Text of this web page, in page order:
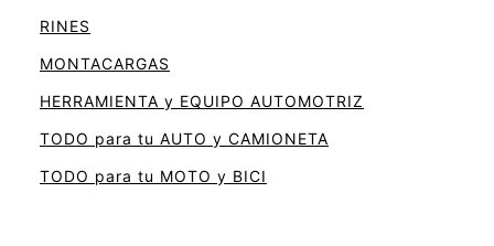
RINES
MONTACARGAS
HERRAMIENTA y EQUIPO AUTOMOTRIZ
TODO para tu AUTO y CAMIONETA
TODO para tu MOTO y BICI